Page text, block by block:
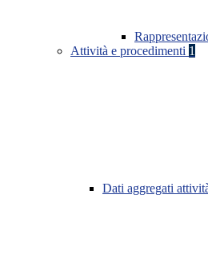
Attività e procedimenti 1
Dati aggregati